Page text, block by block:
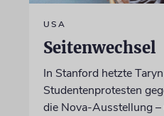
USA
Seitenwechsel
In Stanford hetzte
Studentenprotesten
die Nova-Ausstellung